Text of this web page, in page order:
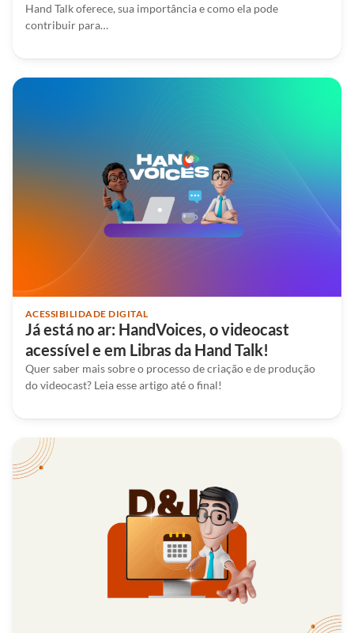
Hand Talk oferece, sua importância e como ela pode
contribuir para…
ACESSIBILIDADE DIGITAL
Já está no ar: HandVoices, o videocast
acessível e em Libras da Hand Talk!
Quer saber mais sobre o processo de criação e de produção
do videocast? Leia esse artigo até o final!